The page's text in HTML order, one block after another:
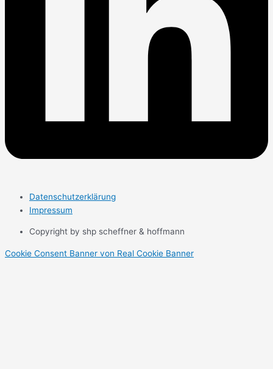
Datenschutzerklärung
Impressum
Copyright by shp scheffner & hoffmann
Cookie Consent Banner von Real Cookie Banner